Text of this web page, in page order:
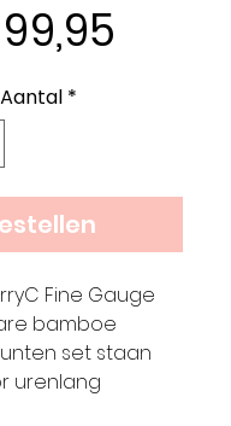
Aantal *
Fine Gauge
bamboe
set staan
urenlang